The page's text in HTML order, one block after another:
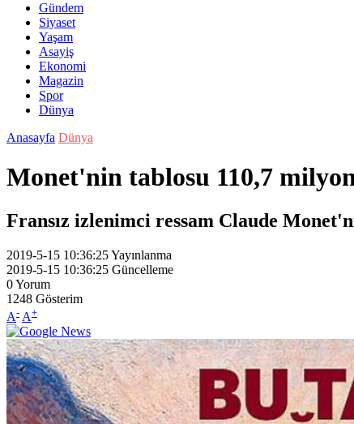
Gündem
Siyaset
Yaşam
Asayiş
Ekonomi
Magazin
Spor
Dünya
Anasayfa Dünya
Monet'nin tablosu 110,7
Fransız izlenimci ressam Claude
2019-5-15 10:36:25Yayınlanma
2019-5-15 10:36:25 Güncelleme
0Yorum
1248 Gösterim
A- A+